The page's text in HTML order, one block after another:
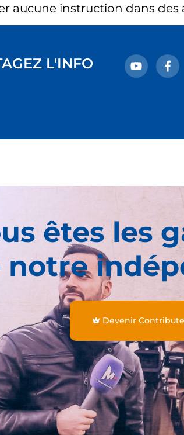
aucune instruction dans des
L'INFO
êtes les
notre
Devenir